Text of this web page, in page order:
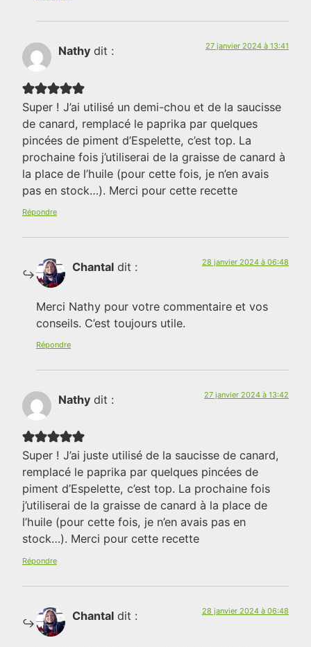
Nathy dit : 27 janvier 2024 à 13:41
Super ! J’ai utilisé un demi-chou et de la saucisse
de canard, remplacé le paprika par quelques
pincées de piment d’Espelette, c’est top. La
prochaine fois j’utiliserai de la graisse de canard à
la place de l’huile (pour cette fois, je n’en avais
pas en stock…). Merci pour cette recette
Répondre
Chantal dit : 28 janvier 2024 à 06:48
Merci Nathy pour votre commentaire et vos
conseils. C’est toujours utile.
Répondre
Nathy dit : 27 janvier 2024 à 13:42
Super ! J’ai juste utilisé de la saucisse de canard,
remplacé le paprika par quelques pincées de
piment d’Espelette, c’est top. La prochaine fois
j’utiliserai de la graisse de canard à la place de
l’huile (pour cette fois, je n’en avais pas en
stock…). Merci pour cette recette
Répondre
Chantal dit : 28 janvier 2024 à 06:48